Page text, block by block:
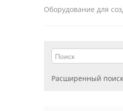
Оборудование для
Расширенный поиск